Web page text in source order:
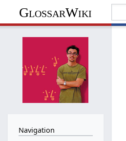
GlossarWiki
Navigation